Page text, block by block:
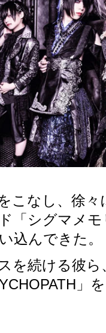
こなし、徐々
「シグマメ
込んできた。
を続ける彼ら
」